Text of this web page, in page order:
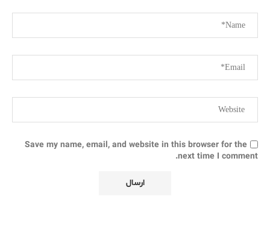
Save my name, email, and website in this browser for the
next time I comment.